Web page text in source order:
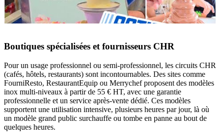
Boutiques spécialisées et fournisseurs CHR
Pour un usage professionnel ou semi-professionnel, les circuits CHR
(cafés, hôtels, restaurants) sont incontournables. Des sites comme
FourniResto, RestaurantEquip ou Merrychef proposent des modèles
inox multi-niveaux à partir de 55 € HT, avec une garantie
professionnelle et un service après-vente dédié. Ces modèles
supportent une utilisation intensive, plusieurs heures par jour, là où
un modèle grand public surchauffe ou tombe en panne au bout de
quelques heures.